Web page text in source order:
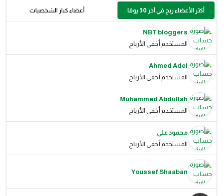
أكثر الأعضاء ربح في آخر 30 يومًا أعضاء كبار الشخصيات
NBT bloggers
المستخدم أخفى الأرباح
Ahmed Adel
المستخدم أخفى الأرباح
Muhammed Abdullah
المستخدم أخفى الأرباح
محمود علي
المستخدم أخفى الأرباح
Youssef Shaaban